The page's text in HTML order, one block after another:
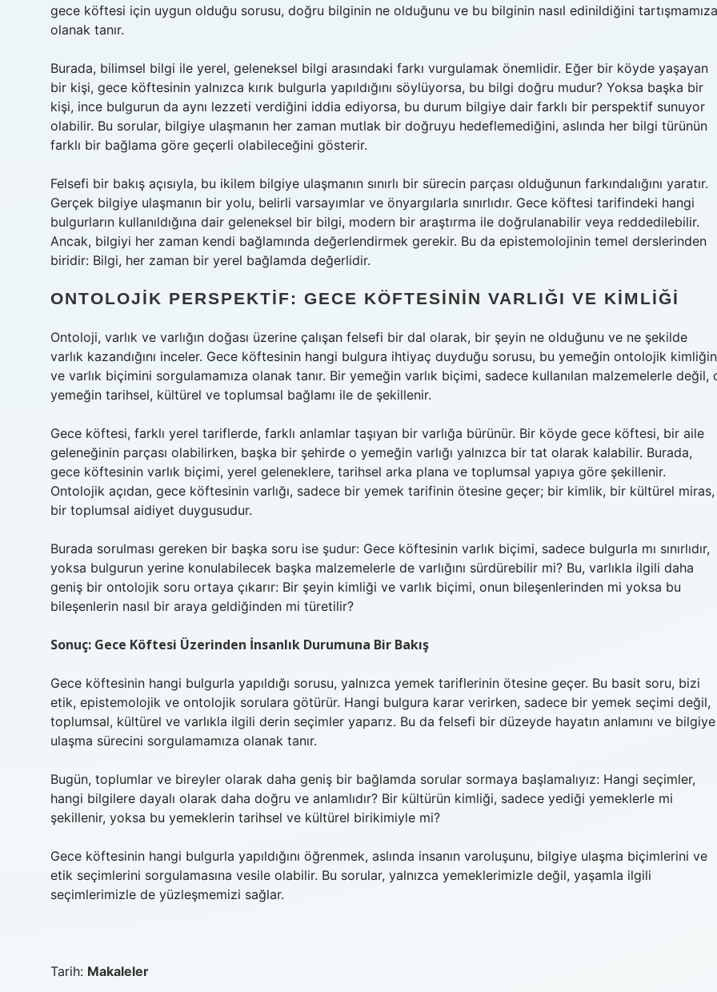
gece köftesi için uygun olduğu sorusu, doğru bilginin ne olduğunu ve bu bilginin nasıl edinildiğini tartışmamıza
olanak tanır.
Burada, bilimsel bilgi ile yerel, geleneksel bilgi arasındaki farkı vurgulamak önemlidir. Eğer bir köyde yaşayan
bir kişi, gece köftesinin yalnızca kırık bulgurla yapıldığını söylüyorsa, bu bilgi doğru mudur? Yoksa başka bir
kişi, ince bulgurun da aynı lezzeti verdiğini iddia ediyorsa, bu durum bilgiye dair farklı bir perspektif sunuyor
olabilir. Bu sorular, bilgiye ulaşmanın her zaman mutlak bir doğruyu hedeflemediğini, aslında her bilgi türünün
farklı bir bağlama göre geçerli olabileceğini gösterir.
Felsefi bir bakış açısıyla, bu ikilem bilgiye ulaşmanın sınırlı bir sürecin parçası olduğunun farkındalığını yaratır.
Gerçek bilgiye ulaşmanın bir yolu, belirli varsayımlar ve önyargılarla sınırlıdır. Gece köftesi tarifindeki hangi
bulgurların kullanıldığına dair geleneksel bir bilgi, modern bir araştırma ile doğrulanabilir veya reddedilebilir.
Ancak, bilgiyi her zaman kendi bağlamında değerlendirmek gerekir. Bu da epistemolojinin temel derslerinden
biridir: Bilgi, her zaman bir yerel bağlamda değerlidir.
ONTOLOJIK PERSPEKTIF: GECE KÖFTESININ VARLIĞI VE KIMLIĞI
Ontoloji, varlık ve varlığın doğası üzerine çalışan felsefi bir dal olarak, bir şeyin ne olduğunu ve ne şekilde
varlık kazandığını inceler. Gece köftesinin hangi bulgura ihtiyaç duyduğu sorusu, bu yemeğin ontolojik
ve varlık biçimini sorgulamamıza olanak tanır. Bir yemeğin varlık biçimi, sadece kullanılan malzemelerle değil,
yemeğin tarihsel, kültürel ve toplumsal bağlamı ile de şekillenir.
Gece köftesi, farklı yerel tariflerde, farklı anlamlar taşıyan bir varlığa bürünür. Bir köyde gece köftesi, bir aile
geleneğinin parçası olabilirken, başka bir şehirde o yemeğin varlığı yalnızca bir tat olarak kalabilir. Burada,
gece köftesinin varlık biçimi, yerel geleneklere, tarihsel arka plana ve toplumsal yapıya göre şekillenir.
Ontolojik açıdan, gece köftesinin varlığı, sadece bir yemek tarifinin ötesine geçer; bir kimlik, bir kültürel miras,
bir toplumsal aidiyet duygusudur.
Burada sorulması gereken bir başka soru ise şudur: Gece köftesinin varlık biçimi, sadece bulgurla mı sınırlıdır,
yoksa bulgurun yerine konulabilecek başka malzemelerle de varlığını sürdürebilir mi? Bu, varlıkla ilgili daha
geniş bir ontolojik soru ortaya çıkarır: Bir şeyin kimliği ve varlık biçimi, onun bileşenlerinden mi yoksa bu
bileşenlerin nasıl bir araya geldiğinden mi türetilir?
Sonuç: Gece Köftesi Üzerinden İnsanlık Durumuna Bir Bakış
Gece köftesinin hangi bulgurla yapıldığı sorusu, yalnızca yemek tariflerinin ötesine geçer. Bu basit soru, bizi
etik, epistemolojik ve ontolojik sorulara götürür. Hangi bulgura karar verirken, sadece bir yemek seçimi değil,
toplumsal, kültürel ve varlıkla ilgili derin seçimler yaparız. Bu da felsefi bir düzeyde hayatın anlamını ve bilgiye
ulaşma sürecini sorgulamamıza olanak tanır.
Bugün, toplumlar ve bireyler olarak daha geniş bir bağlamda sorular sormaya başlamalıyız: Hangi seçimler,
hangi bilgilere dayalı olarak daha doğru ve anlamlıdır? Bir kültürün kimliği, sadece yediği yemeklerle mi
şekillenir, yoksa bu yemeklerin tarihsel ve kültürel birikimiyle mi?
Gece köftesinin hangi bulgurla yapıldığını öğrenmek, aslında insanın varoluşunu, bilgiye ulaşma biçimlerini ve
etik seçimlerini sorgulamasına vesile olabilir. Bu sorular, yalnızca yemeklerimizle değil, yaşamla ilgili
seçimlerimizle de yüzleşmemizi sağlar.
Tarih: Makaleler